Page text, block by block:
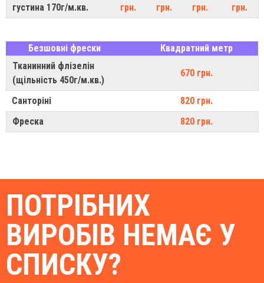
густина 170г/м.кв.
грн.
грн.
грн.
грн.
Безшовні фрески
Квадратний метр
Тканинний флізелін
(щільність 450г/м.кв.)
670 грн.
Санторіні
820 грн.
Фреска
820 грн.
ПОТРІБНИХ
ВИРОБІВ НЕМАЄ У
СПИСКУ?